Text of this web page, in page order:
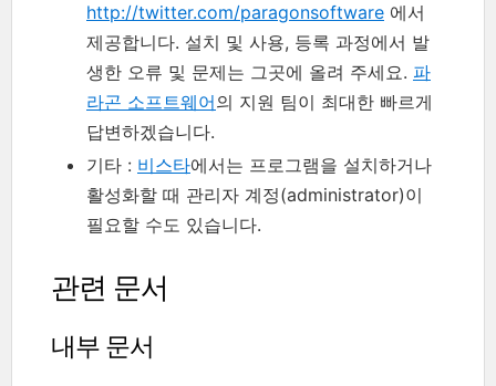
http://twitter.com/paragonsoftware 에서
제공합니다. 설치 및 사용, 등록 과정에서 발
생한 오류 및 문제는 그곳에 올려 주세요. 파
라곤 소프트웨어의 지원 팀이 최대한 빠르게
답변하겠습니다.
기타 : 비스타에서는 프로그램을 설치하거나
활성화할 때 관리자 계정(administrator)이
필요할 수도 있습니다.
관련 문서
내부 문서